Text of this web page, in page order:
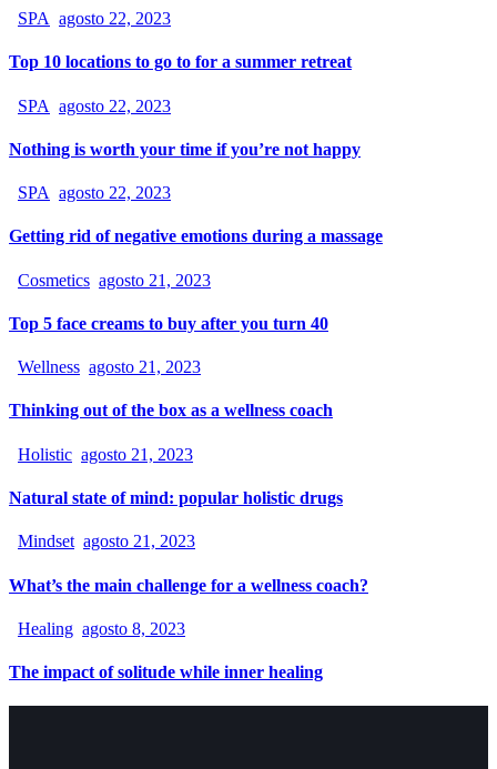
SPA agosto 22, 2023
Top 10 locations to go to for a summer retreat
SPA agosto 22, 2023
Nothing is worth your time if you’re not happy
SPA agosto 22, 2023
Getting rid of negative emotions during a massage
Cosmetics agosto 21, 2023
Top 5 face creams to buy after you turn 40
Wellness agosto 21, 2023
Thinking out of the box as a wellness coach
Holistic agosto 21, 2023
Natural state of mind: popular holistic drugs
Mindset agosto 21, 2023
What’s the main challenge for a wellness coach?
Healing agosto 8, 2023
The impact of solitude while inner healing